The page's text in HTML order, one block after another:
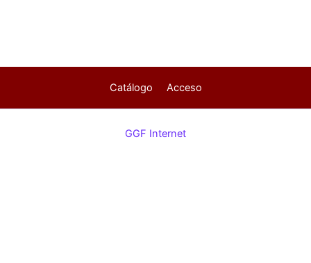
Catálogo Acceso
GGF Internet